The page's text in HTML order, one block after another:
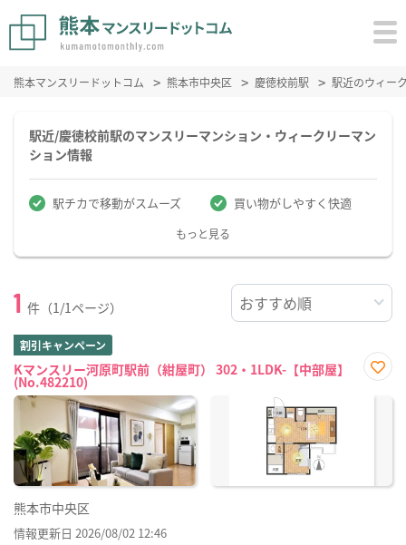
熊本マンスリードットコム 熊本市中央区 慶徳校前駅 駅近のウィー
駅近/慶徳校前駅のマンスリーマンション・ウィークリーマン
ション情報
駅チカで移動がスムーズ 買い物がしやすく快適
もっと見る
1 件（1/1ページ）
割引キャンペーン
Kマンスリー河原町駅前（紺屋町） 302・1LDK-【中部屋】
(No.482210)
に入
熊本市中央区
情報更新日 2026/08/02 12:46